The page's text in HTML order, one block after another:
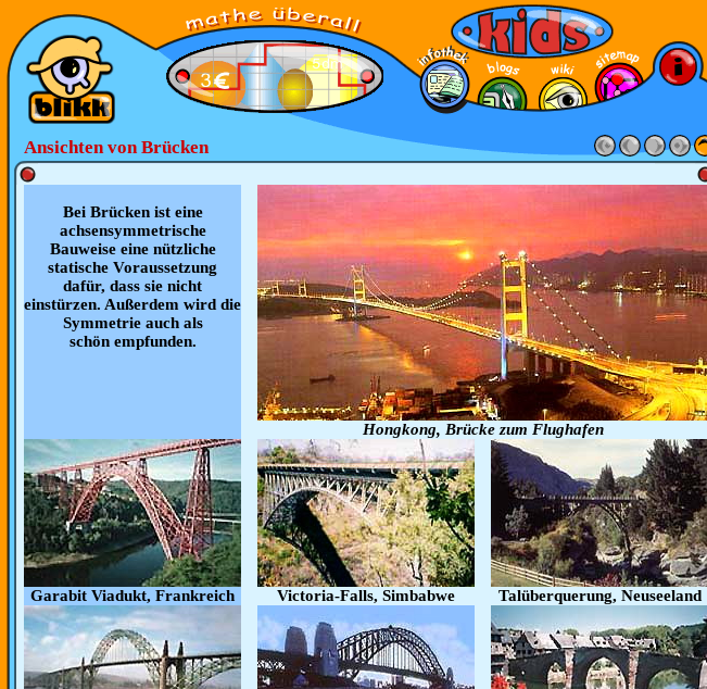
Ansichten von Brücken
Bei Brücken ist eine
achsensymmetrische
Bauweise eine nützliche
statische Voraussetzung
dafür, dass sie nicht
einstürzen. Außerdem wird die
Symmetrie auch als
schön empfunden.
Hongkong, Brücke zum Flughafen
Garabit Viadukt, Frankreich Victoria-Falls, Simbabwe Talüberquerung, Neuseeland